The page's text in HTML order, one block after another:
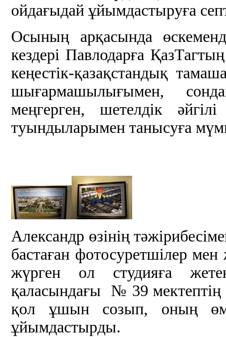
ойдағыдай ұйымдастыруға
Осының арқасында
кездері Павлодарға
кеңестік-қазақстандық
шығармашылығымен,
меңгерген, шетелдік
туындыларымен танысуға
Александр өзінің
бастаған фотосуретшілер
жүрген ол студияға
қаласындағы № 39
қол ұшын созып, оның
ұйымдастырды.